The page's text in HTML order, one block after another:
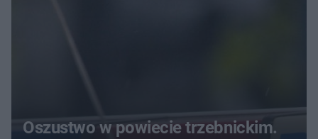
Oszustwo w powiecie trzebnickim.